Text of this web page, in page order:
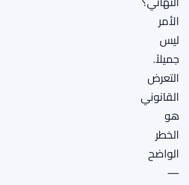
الأمر
ليس
جميلاً.
التعرض
القانوني
هو
الخطر
الواضح
—